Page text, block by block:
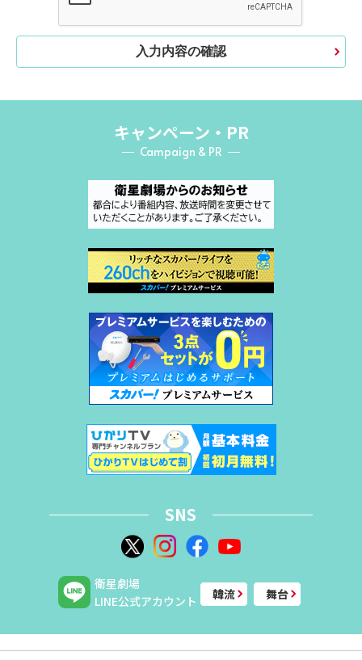
入力内容の確認
キャンペーン・PR
Campaign & PR
SNS
衛星劇場
LINE公式アカウント
韓流 舞台